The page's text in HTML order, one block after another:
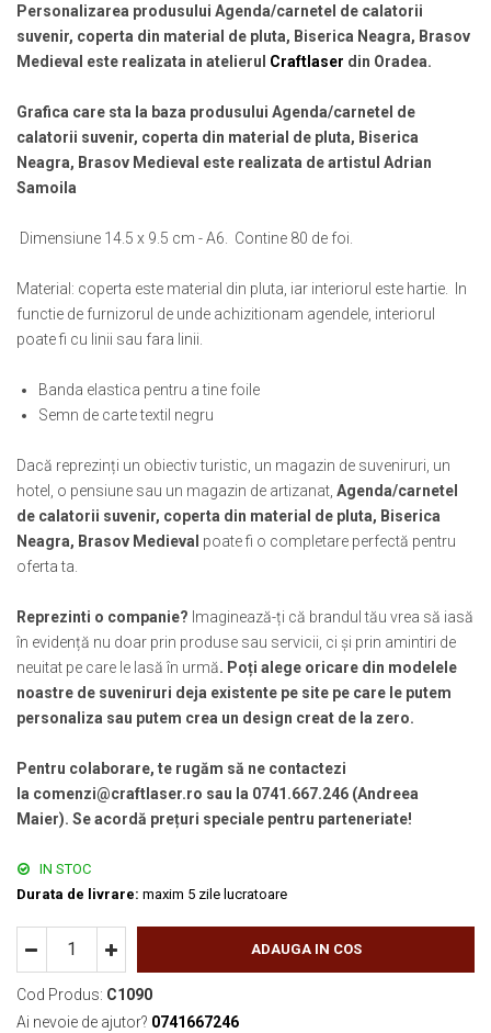
Muzeul National de Istorie a Romaniei
Muzeul Unirii Iasi
Orase si zone istorice
Bucuresti
Cluj Napoca
Colonada Imperiala, Buzias
Maramures
Timisoara
Curtea Domneasca, Targoviste
Palatul Alexandru Ioan Cuza,
Palatul Culturii Iasi
Suport pahare suvenir
Suport pahare suvenir din lemn
Tablou suvenir
Tablouri acuarela
Tablouri gravate
Tablouri metalice
Colectia medievala
Colectia Vintage
Personalizarea produsului Agenda/carnetel de calatorii
suvenir, coperta din material de pluta, Biserica Neagra, Brasov
Medieval este realizata in atelierul Craftlaser din Oradea.
Grafica care sta la baza produsului Agenda/carnetel de
calatorii suvenir, coperta din material de pluta, Biserica
Neagra, Brasov Medieval este realizata de artistul Adrian
Samoila
Dimensiune 14.5 x 9.5 cm - A6. Contine 80 de foi.
Material: coperta este material din pluta, iar interiorul este hartie. In
functie de furnizorul de unde achizitionam agendele, interiorul
poate fi cu linii sau fara linii.
Banda elastica pentru a tine foile
Semn de carte textil negru
Dacă reprezinți un obiectiv turistic, un magazin de suveniruri, un
hotel, o pensiune sau un magazin de artizanat, Agenda/carnetel
de calatorii suvenir, coperta din material de pluta, Biserica
Neagra, Brasov Medieval poate fi o completare perfectă pentru
oferta ta.
Reprezinti o companie? Imaginează-ți că brandul tău vrea să iasă
în evidență nu doar prin produse sau servicii, ci și prin amintiri de
neuitat pe care le lasă în urmă. Poți alege oricare din modelele
noastre de suveniruri deja existente pe site pe care le putem
personaliza sau putem crea un design creat de la zero.
Pentru colaborare, te rugăm să ne contactezi
la comenzi@craftlaser.ro sau la 0741.667.246 (Andreea
Maier). Se acordă prețuri speciale pentru parteneriate!
IN STOC
Durata de livrare: maxim 5 zile lucratoare
ADAUGA IN COS
Cod Produs: C1090
Ai nevoie de ajutor? 0741667246